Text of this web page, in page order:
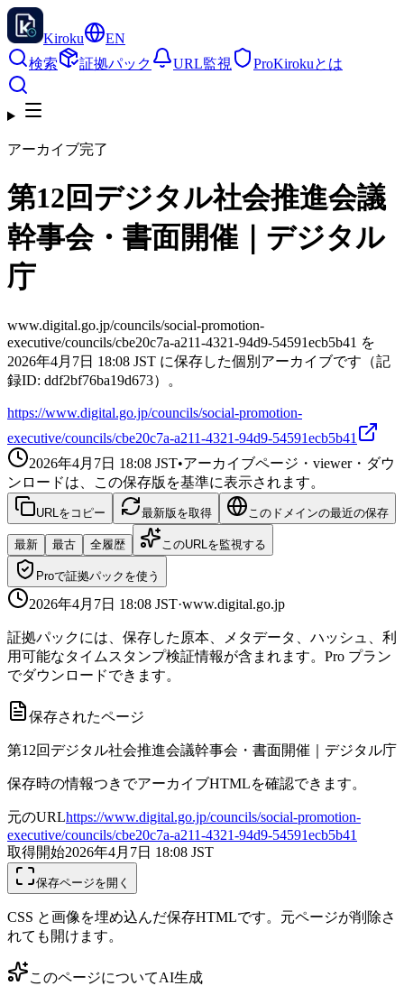
Kiroku
EN
検索
証拠パック URL監視 ProKirokuとは
アーカイブ完了
第12回デジタル社会推進会議
幹事会・書面開催｜デジタル
庁
www.digital.go.jp/councils/social-promotion-
executive/councils/cbe20c7a-a211-4321-94d9-54591ecb5b41 を
2026年4月7日 18:08 JST に保存した個別アーカイブです（記
録ID: ddf2bf76ba19d673）。
https://www.digital.go.jp/councils/social-promotion-
executive/councils/cbe20c7a-a211-4321-94d9-54591ecb5b41
2026年4月7日 18:08 JST•アーカイブページ・viewer・ダウ
ンロードは、この保存版を基準に表示されます。
URLをコピー 最新版を取得 このドメインの最近の保存
最新 最古 全履歴 このURLを監視する
Proで証拠パックを使う
2026年4月7日 18:08 JST·www.digital.go.jp
証拠パックには、保存した原本、メタデータ、ハッシュ、利
用可能なタイムスタンプ検証情報が含まれます。Pro プラン
でダウンロードできます。
保存されたページ
第12回デジタル社会推進会議幹事会・書面開催｜デジタル庁
保存時の情報つきでアーカイブHTMLを確認できます。
元のURLhttps://www.digital.go.jp/councils/social-promotion-
executive/councils/cbe20c7a-a211-4321-94d9-54591ecb5b41
取得開始2026年4月7日 18:08 JST
保存ページを開く
CSS と画像を埋め込んだ保存HTMLです。元ページが削除さ
れても開けます。
このページについてAI生成